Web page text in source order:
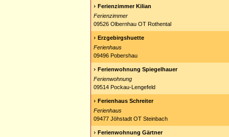
Ferienzimmer Kilian
Ferienzimmer
09526 Olbernhau OT Rothental
Erzgebirgshuette
Ferienhaus
09496 Pobershau
Ferienwohnung Spiegelhauer
Ferienwohnung
09514 Pockau-Lengefeld
Ferienhaus Schreiter
Ferienhaus
09477 Jöhstadt OT Steinbach
Ferienwohnung Gärtner